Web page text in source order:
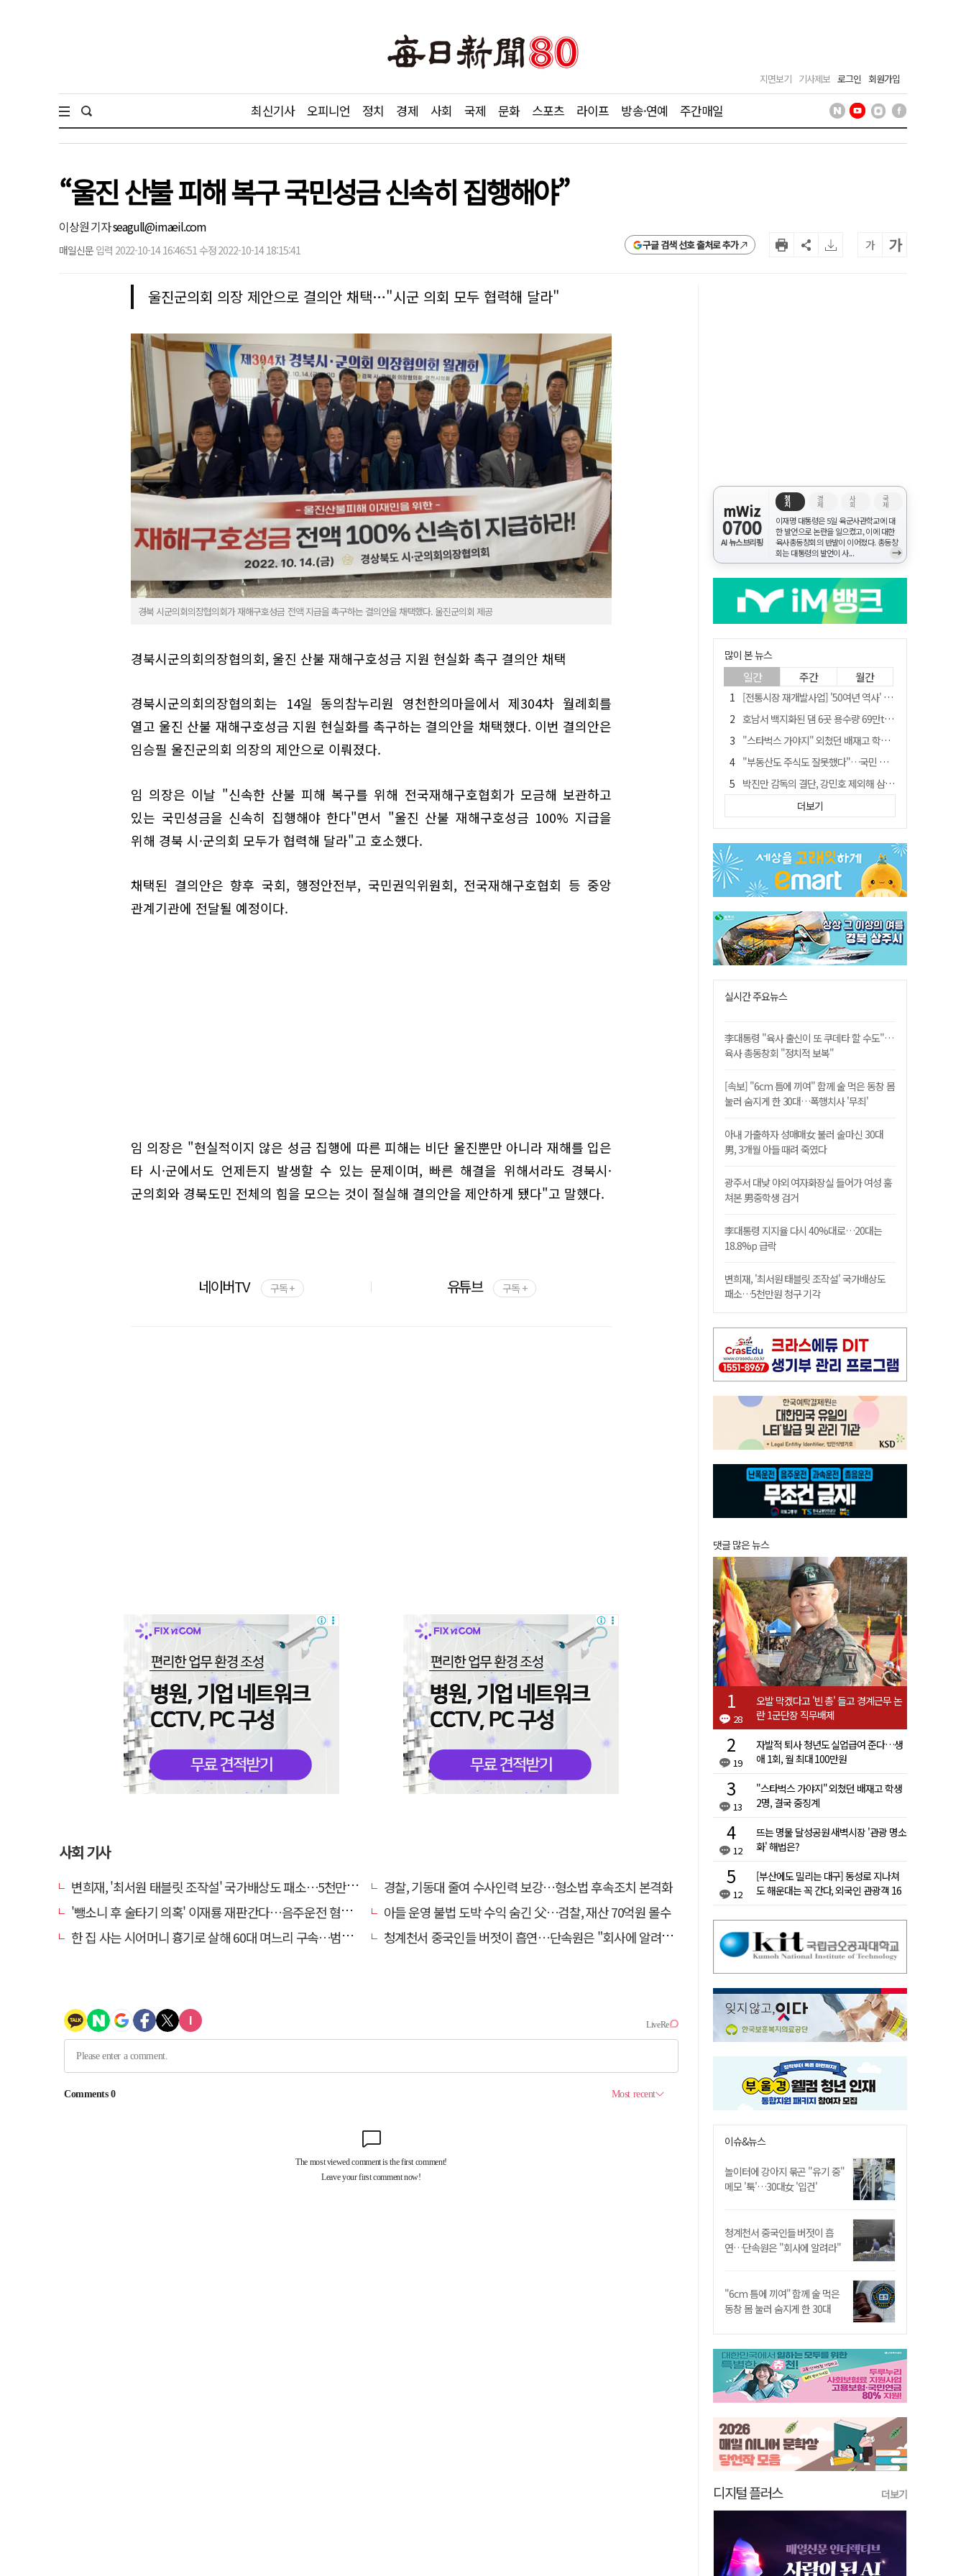
지면보기 기사제보 로그인 회원가입
최신기사 오피니언 정치 경제 사회 국제 문화 스포츠 라이프 방송·연예 주간매일
“울진 산불 피해 복구 국민성금 신속히 집행해야”
이상원 기자seagull@imaeil.com
매일신문 입력 2022-10-14 16:46:51 수정 2022-10-14 18:15:41 구글 검색 선호 출처로 추가 가 가
울진군의회 의장 제안으로 결의안 채택…"시군 의회 모두 협력해 달라"
경북 시군의회의장협의회가 재해구호성금 전액 지급을 촉구하는 결의안을 채택했다. 울진군의회 제공
경북시군의회의장협의회, 울진 산불 재해구호성금 지원 현실화 촉구 결의안 채택
경북시군의회의장협의회는 14일 동의참누리원 영천한의마을에서 제304차 월례회를
열고 울진 산불 재해구호성금 지원 현실화를 촉구하는 결의안을 채택했다. 이번 결의안은
임승필 울진군의회 의장의 제안으로 이뤄졌다.
임 의장은 이날 "신속한 산불 피해 복구를 위해 전국재해구호협회가 모금해 보관하고
있는 국민성금을 신속히 집행해야 한다"면서 "울진 산불 재해구호성금 100% 지급을
위해 경북 시·군의회 모두가 협력해 달라"고 호소했다.
채택된 결의안은 향후 국회, 행정안전부, 국민권익위원회, 전국재해구호협회 등 중앙
관계기관에 전달될 예정이다.
임 의장은 "현실적이지 않은 성금 집행에 따른 피해는 비단 울진뿐만 아니라 재해를 입은
타 시·군에서도 언제든지 발생할 수 있는 문제이며, 빠른 해결을 위해서라도 경북시·
군의회와 경북도민 전체의 힘을 모으는 것이 절실해 결의안을 제안하게 됐다"고 말했다.
네이버TV 구독 + 유튜브 구독 +
사회 기사
변희재, '최서원 태블릿 조작설' 국가배상도 패소…5천만원 청구 기각
경찰, 기동대 줄여 수사인력 보강…형소법 후속조치 본격화
'뺑소니 후 술타기 의혹' 이재룡 재판간다…음주운전 혐의 제외
아들 운영 불법 도박 수익 숨긴 父…검찰, 재산 70억원 몰수
한 집 사는 시어머니 흉기로 살해 60대 며느리 구속…범행 동기는
청계천서 중국인들 버젓이 흡연…단속원은 "회사에 알려라" 딴청
mWiz
0700
AI 뉴스브리핑
정
치
경
제
사
회
국
제
이재명 대통령은 5일 육군사관학교에 대
한 발언으로 논란을 일으켰고, 이에 대한
육사총동창회의 반발이 이어졌다. 총동창
회는 대통령의 발언이 사...
→
많이 본 뉴스
일간 주간 월간
[전통시장 재개발사업] '50여년 역사' 수성시장 자리에 25층 주상복합 들어선다
호남서 백지화된 댐 6곳 용수량 69만t… 반도체 클러스터 필요량 넘는다
"스타벅스 가야지" 외쳤던 배재고 학생 2명, 결국 중징계
"부동산도 주식도 잘못했다"…국민 절반 이상, 정부 경제정책 '부정'
박진만 감독의 결단, 강민호 제외해 삼성 라이온즈에 긴장감 불어 넣어
국민 10명 중 6명 "검찰 보완수사권 필요"…민주당 지지층도 53.8%
[전통시장 재개발사업] 신천시장 재개발, 준공 후에도 소송전
[저출산·고령화 그늘] 구미시 "40만명 사수" 고령군 "3만명대 회복"
안동-사가에, "50년 우정 넘어 미래 50년 함께 연다"
더보기
실시간 주요뉴스
李대통령 "육사 출신이 또 쿠데타 할 수도"…
육사 총동창회 "정치적 보복"
[속보] "6cm 틈에 끼여" 함께 술 먹은 동창 몸
눌러 숨지게 한 30대…폭행치사 '무죄'
아내 가출하자 성매매女 불러 술마신 30대
男, 3개월 아들 때려 죽였다
광주서 대낮 야외 여자화장실 들어가 여성 훔
쳐본 男중학생 검거
李대통령 지지율 다시 40%대로…20대는
18.8%p 급락
변희재, '최서원 태블릿 조작설' 국가배상도
패소…5천만원 청구 기각
댓글 많은 뉴스
28
오발 막겠다고 '빈 총' 들고 경계근무 논
란 1군단장 직무배제
19
자발적 퇴사 청년도 실업급여 준다…생
애 1회, 월 최대 100만원
13
"스타벅스 가야지" 외쳤던 배재고 학생
2명, 결국 중징계
12
뜨는 명물 달성공원 새벽시장 '관광 명소
화' 해법은?
12
[부산에도 밀리는 대구] 동성로 지나쳐
도 해운대는 꼭 간다, 외국인 관광객 16
이슈&뉴스
놀이터에 강아지 묶곤 "유기 중"
메모 '툭'…30대女 '입건'
청계천서 중국인들 버젓이 흡
연…단속원은 "회사에 알려라"
"6cm 틈에 끼여" 함께 술 먹은
동창 몸 눌러 숨지게 한 30대
디지털 플러스 더보기